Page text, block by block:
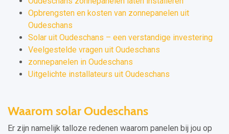
Opbrengsten en kosten van zonnepanelen uit
Oudeschans
Solar uit Oudeschans – een verstandige investering
Veelgestelde vragen uit Oudeschans
zonnepanelen in Oudeschans
Uitgelichte installateurs uit Oudeschans
Waarom solar Oudeschans
Er zijn namelijk talloze redenen waarom panelen bij jou op